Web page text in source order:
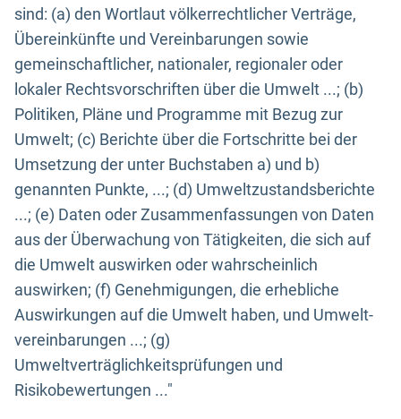
sind: (a) den Wortlaut völkerrechtlicher Verträge,
Übereinkünfte und Vereinbarungen sowie
gemeinschaftlicher, nationaler, regionaler oder
lokaler Rechtsvorschriften über die Umwelt ...; (b)
Politiken, Pläne und Programme mit Bezug zur
Umwelt; (c) Berichte über die Fortschritte bei der
Umsetzung der unter Buchstaben a) und b)
genannten Punkte, ...; (d) Umweltzustandsberichte
...; (e) Daten oder Zusammenfassungen von Daten
aus der Überwachung von Tätigkeiten, die sich auf
die Umwelt auswirken oder wahrscheinlich
auswirken; (f) Genehmigungen, die erhebliche
Auswirkungen auf die Umwelt haben, und Umwelt-
vereinbarungen ...; (g)
Umweltverträglichkeitsprüfungen und
Risikobewertungen ..."